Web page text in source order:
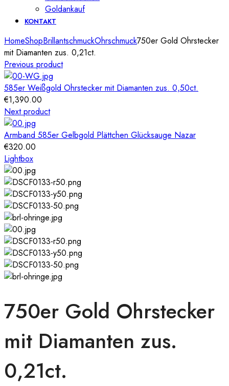
Goldankauf
KONTAKT
HomeShopBrillantschmuckOhrschmuck750er Gold Ohrstecker
mit Diamanten zus. 0,21ct.
Previous product
585er Weißgold Ohrstecker mit Diamanten zus. 0,50ct.
€1,390.00
Next product
Armband 585er Gelbgold Plättchen Glücksauge Nazar
€320.00
Lightbox
750er Gold Ohrstecker
mit Diamanten zus.
0,21ct.